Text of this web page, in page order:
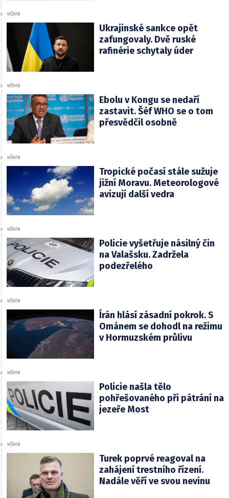
včera
Ukrajinské sankce opět
zafungovaly. Dvě ruské
rafinérie schytaly úder
včera
Ebolu v Kongu se nedaří
zastavit. Šéf WHO se o tom
přesvědčil osobně
včera
Tropické počasí stále sužuje
jižní Moravu. Meteorologové
avizují další vedra
včera
Policie vyšetřuje násilný čin
na Valašsku. Zadržela
podezřelého
včera
Írán hlásí zásadní pokrok. S
Ománem se dohodl na režimu
v Hormuzském průlivu
včera
Policie našla tělo
pohřešovaného při pátrání na
jezeře Most
včera
Turek poprvé reagoval na
zahájení trestního řízení.
Nadále věří ve svou nevinu